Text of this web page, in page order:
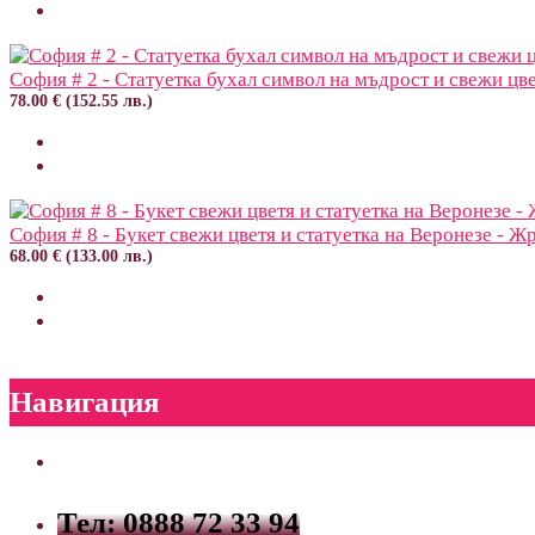
София # 2 - Статуетка бухал символ на мъдрост и свежи
78.00 € (152.55 лв.)
София # 8 - Букет свежи цветя и статуетка на Веронезе -
68.00 € (133.00 лв.)
Навигация
Тел: 0888 72 33 94